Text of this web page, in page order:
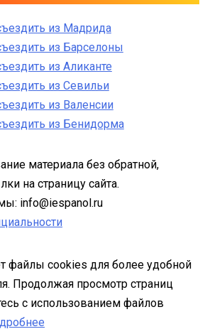
из Мадрида
из Барселоны
из Аликанте
из Севильи
из Валенсии
из Бенидорма
материала без обратной,
на страницу сайта.
info@iespanol.ru
файлы cookies для более удобной
Продолжая просмотр страниц
с использованием файлов